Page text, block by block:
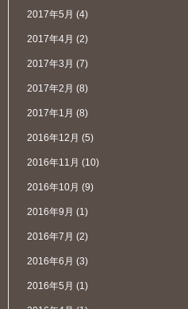
2017年5月 (4)
2017年4月 (2)
2017年3月 (7)
2017年2月 (8)
2017年1月 (8)
2016年12月 (5)
2016年11月 (10)
2016年10月 (9)
2016年9月 (1)
2016年7月 (2)
2016年6月 (3)
2016年5月 (1)